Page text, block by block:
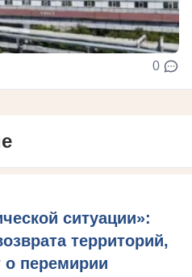
0
ситуации»:
территорий,
о перемирии